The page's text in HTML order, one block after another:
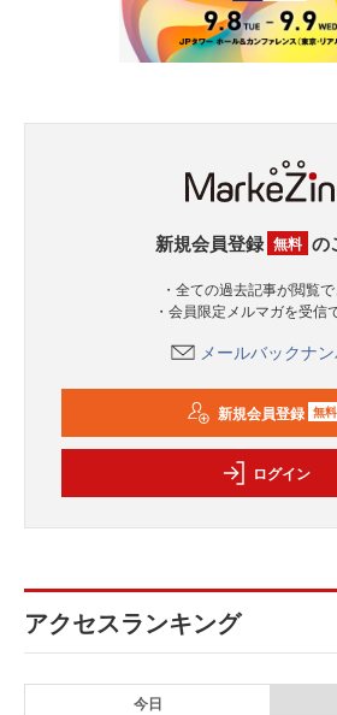
新規会員登録 無料 の
・全ての過去記事が閲覧
・会員限定メルマガを受信
メールバックナ
新規会員登録 無料
ログイン
アクセスランキング
今日